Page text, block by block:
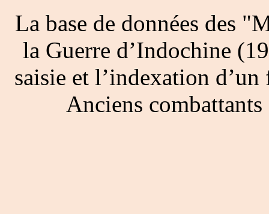
La base de données des
la Guerre d’Indochine
saisie et l’indexation
Anciens